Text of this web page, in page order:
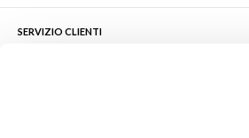
SERVIZIO CLIENTI